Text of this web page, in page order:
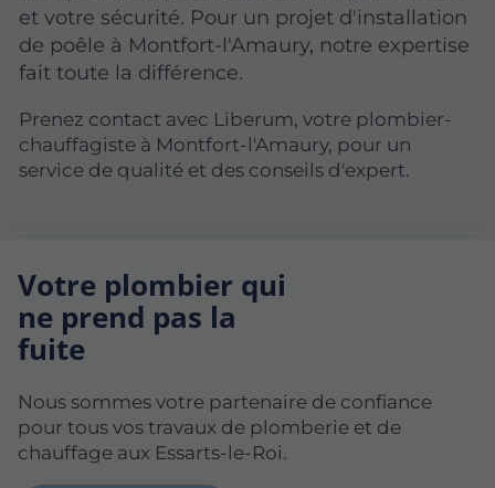
et votre sécurité. Pour un projet d'installation
de poêle à Montfort-l'Amaury, notre expertise
fait toute la différence.
Prenez contact avec Liberum, votre plombier-
chauffagiste à Montfort-l'Amaury, pour un
service de qualité et des conseils d'expert.
Votre plombier qui
ne prend pas la
fuite
Nous sommes votre partenaire de confiance
pour tous vos travaux de plomberie et de
chauffage aux Essarts-le-Roi.